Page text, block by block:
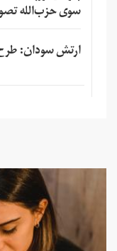
سوی حزب‌الله
ارتش سودان: